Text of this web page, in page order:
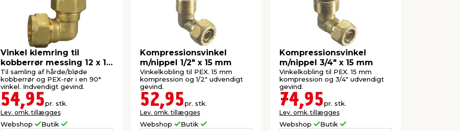
Vinkel klemring til
kobberrør messing 12 x 12
mm
Til samling af hårde/bløde
kobberrør og PEX-rør i en 90°
vinkel. Indvendigt gevind.
54,95pr. stk.
Lev. omk. tillægges
Webshop Butik
Kompressionsvinkel
m/nippel 1/2" x 15 mm
Vinkelkobling til PEX. 15 mm
kompression og 1/2" udvendigt
gevind.
52,95pr. stk.
Lev. omk. tillægges
Webshop Butik
Kompressionsvinkel
m/nippel 3/4" x 15 mm
Vinkelkobling til PEX. 15 mm
kompression og 3/4" udvendigt
gevind.
74,95pr. stk.
Lev. omk. tillægges
Webshop Butik